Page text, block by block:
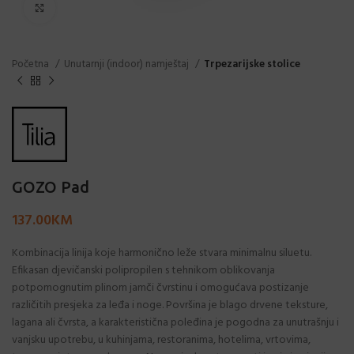
Početna Unutarnji (indoor) namještaj Trpezarijske stolice
GOZO Pad
137.00KM
Kombinacija linija koje harmonično leže stvara minimalnu siluetu.
Efikasan djevičanski polipropilen s tehnikom oblikovanja
potpomognutim plinom jamči čvrstinu i omogućava postizanje
različitih presjeka za leđa i noge. Površina je blago drvene teksture,
lagana ali čvrsta, a karakteristična poleđina je pogodna za unutrašnju i
vanjsku upotrebu, u kuhinjama, restoranima, hotelima, vrtovima,